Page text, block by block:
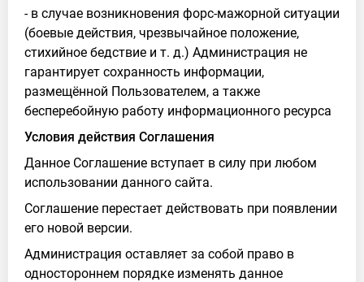
- в случае возникновения форс-мажорной ситуации
(боевые действия, чрезвычайное положение,
стихийное бедствие и т. д.) Администрация не
гарантирует сохранность информации,
размещённой Пользователем, а также
бесперебойную работу информационного ресурса
Условия действия Соглашения
Данное Соглашение вступает в силу при любом
использовании данного сайта.
Соглашение перестает действовать при появлении
его новой версии.
Администрация оставляет за собой право в
одностороннем порядке изменять данное